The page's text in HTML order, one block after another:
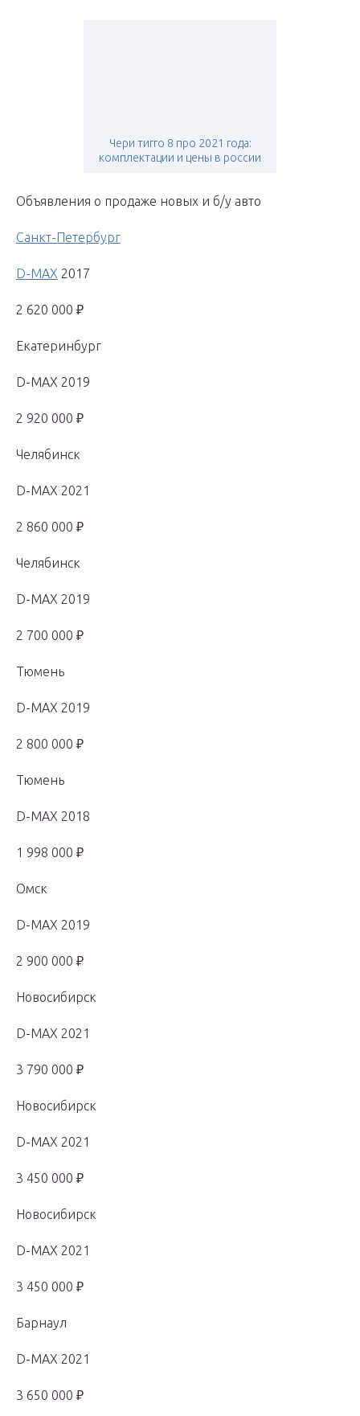
Чери тигго 8 про 2021 года:
комплектации и цены в россии
Объявления о продаже новых и б/у авто
Санкт-Петербург
D-MAX 2017
2 620 000 ₽
Екатеринбург
D-MAX 2019
2 920 000 ₽
Челябинск
D-MAX 2021
2 860 000 ₽
Челябинск
D-MAX 2019
2 700 000 ₽
Тюмень
D-MAX 2019
2 800 000 ₽
Тюмень
D-MAX 2018
1 998 000 ₽
Омск
D-MAX 2019
2 900 000 ₽
Новосибирск
D-MAX 2021
3 790 000 ₽
Новосибирск
D-MAX 2021
3 450 000 ₽
Новосибирск
D-MAX 2021
3 450 000 ₽
Барнаул
D-MAX 2021
3 650 000 ₽